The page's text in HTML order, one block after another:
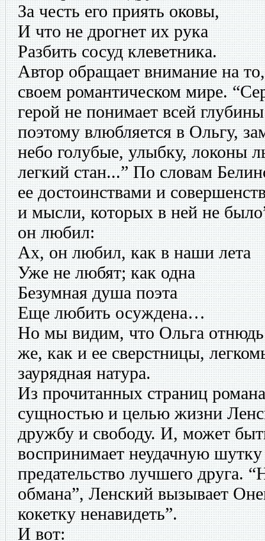
За честь его приять оковы,
И что не дрогнет их рука
Разбить сосуд клеветника.
Автор обращает внимание на
своем романтическом мире.
герой не понимает всей
поэтому влюбляется в Ольгу,
небо голубые, улыбку, локоны
легкий стан...” По словам
ее достоинствами и
и мысли, которых в ней не
он любил:
Ах, он любил, как в наши лета
Уже не любят; как одна
Безумная душа поэта
Еще любить осуждена…
Но мы видим, что Ольга отнюдь
же, как и ее сверстницы,
заурядная натура.
Из прочитанных страниц
сущностью и целью жизни
дружбу и свободу. И, может
воспринимает неудачную
предательство лучшего друга.
обмана”, Ленский вызывает
кокетку ненавидеть”.
И вот: